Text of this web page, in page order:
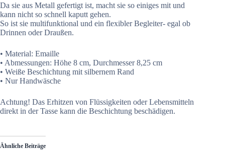
Da sie aus Metall gefertigt ist, macht sie so einiges mit und
kann nicht so schnell kaputt gehen.
So ist sie multifunktional und ein flexibler Begleiter- egal ob
Drinnen oder Draußen.
• Material: Emaille
• Abmessungen: Höhe 8 cm, Durchmesser 8,25 cm
• Weiße Beschichtung mit silbernem Rand
• Nur Handwäsche
Achtung! Das Erhitzen von Flüssigkeiten oder Lebensmitteln
direkt in der Tasse kann die Beschichtung beschädigen.
Ähnliche Beiträge